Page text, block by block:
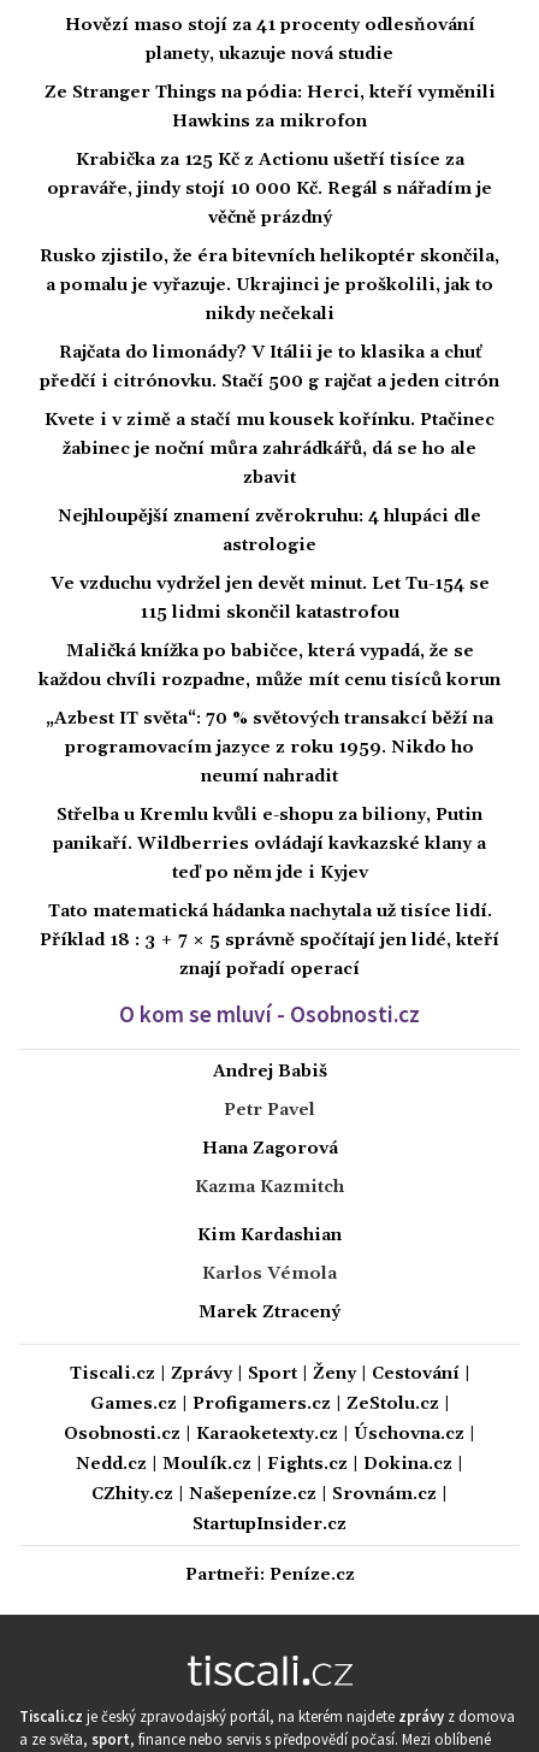
Hovězí maso stojí za 41 procenty odlesňování
planety, ukazuje nová studie
Ze Stranger Things na pódia: Herci, kteří vyměnili
Hawkins za mikrofon
Krabička za 125 Kč z Actionu ušetří tisíce za
opraváře, jindy stojí 10 000 Kč. Regál s nářadím je
věčně prázdný
Rusko zjistilo, že éra bitevních helikoptér skončila,
a pomalu je vyřazuje. Ukrajinci je proškolili, jak to
nikdy nečekali
Rajčata do limonády? V Itálii je to klasika a chuť
předčí i citrónovku. Stačí 500 g rajčat a jeden citrón
Kvete i v zimě a stačí mu kousek kořínku. Ptačinec
žabinec je noční můra zahrádkářů, dá se ho ale
zbavit
Nejhloupější znamení zvěrokruhu: 4 hlupáci dle
astrologie
Ve vzduchu vydržel jen devět minut. Let Tu-154 se
115 lidmi skončil katastrofou
Maličká knížka po babičce, která vypadá, že se
každou chvíli rozpadne, může mít cenu tisíců korun
„Azbest IT světa“: 70 % světových transakcí běží na
programovacím jazyce z roku 1959. Nikdo ho
neumí nahradit
Střelba u Kremlu kvůli e-shopu za biliony, Putin
panikaří. Wildberries ovládají kavkazské klany a
teď po něm jde i Kyjev
Tato matematická hádanka nachytala už tisíce lidí.
Příklad 18 : 3 + 7 × 5 správně spočítají jen lidé, kteří
znají pořadí operací
O kom se mluví - Osobnosti.cz
Andrej Babiš
Petr Pavel
Hana Zagorová
Kazma Kazmitch
Kim Kardashian
Karlos Vémola
Marek Ztracený
Tiscali.cz Zprávy| Sport| Ženy| Cestování|
Games.cz
Profigamers.cz ZeStolu.cz
Osobnosti.cz
Karaoketexty.cz Úschovna.cz
Nedd.cz
Moulík.cz Fights.cz Dokina.cz
CZhity.cz
Našepeníze.cz Srovnám.cz
StartupInsider.cz
Partneři: Peníze.cz
Tiscali.cz je český zpravodajský portál, na kterém najdete zprávy z domova
a ze světa, sport, finance nebo servis s předpovědí počasí. Mezi oblíbené